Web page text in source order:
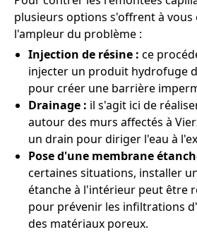
plusieurs options s'offrent à
l'ampleur du problème :
Injection de résine : ce
injecter un produit hydrofuge
pour créer une barrière
Drainage : il s'agit ici de
autour des murs affectés à
un drain pour diriger l'eau à
Pose d'une membrane
certaines situations, installer
étanche à l'intérieur peut être
pour prévenir les infiltrations
des matériaux poreux.